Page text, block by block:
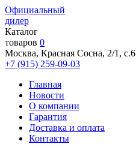
Официальный
дилер
Каталог
товаров 0
Москва, Красная Сосна, 2/1, с.6
+7 (915) 259-09-03
Главная
Новости
О компании
Гарантия
Доставка и оплата
Контакты